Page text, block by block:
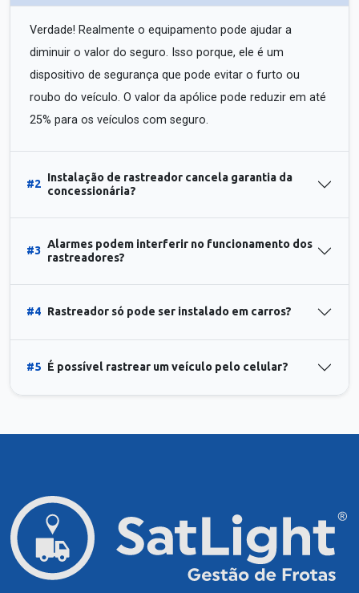
Verdade! Realmente o equipamento pode ajudar a
diminuir o valor do seguro. Isso porque, ele é um
dispositivo de segurança que pode evitar o furto ou
roubo do veículo. O valor da apólice pode reduzir em até
25% para os veículos com seguro.
#2
Instalação de rastreador cancela garantia da
concessionária?
#3
Alarmes podem interferir no funcionamento dos
rastreadores?
#4 Rastreador só pode ser instalado em carros?
#5 É possível rastrear um veículo pelo celular?